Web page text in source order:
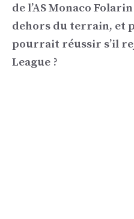
de l’AS Monaco
dehors du terrain, et
pourrait réussir s’il
League ?